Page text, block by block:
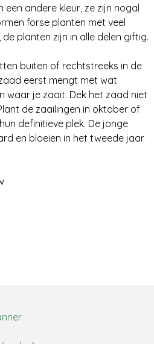
een andere kleur, ze zijn nogal
forse planten met veel
planten zijn in alle delen giftig.
buiten of rechtstreeks in de
eerst mengt met wat
waar je zaait. Dek het zaad niet
de zaailingen in oktober of
definitieve plek. De jonge
en bloeien in het tweede jaar